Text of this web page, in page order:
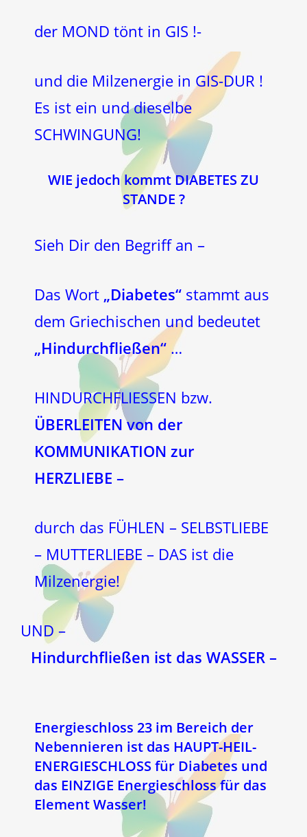
der MOND tönt in GIS !-
und die Milzenergie in GIS-DUR !
Es ist ein und dieselbe
SCHWINGUNG!
WIE jedoch kommt DIABETES ZU
STANDE ?
Sieh Dir den Begriff an –
Das Wort „Diabetes“ stammt aus
dem Griechischen und bedeutet
„Hindurchfließen“ …
HINDURCHFLIESSEN bzw.
ÜBERLEITEN von der
KOMMUNIKATION zur
HERZLIEBE –
durch das FÜHLEN – SELBSTLIEBE
– MUTTERLIEBE – DAS ist die
Milzenergie!
UND –
Hindurchfließen ist das WASSER –
Energieschloss 23 im Bereich der
Nebennieren ist das HAUPT-HEIL-
ENERGIESCHLOSS für Diabetes und
das EINZIGE Energieschloss für das
Element Wasser!